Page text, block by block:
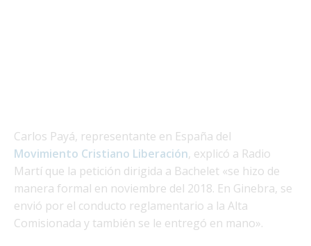
Carlos Payá, representante en España del
Movimiento Cristiano Liberación, explicó a Radio
Martí que la petición dirigida a Bachelet «se hizo de
manera formal en noviembre del 2018. En Ginebra, se
envió por el conducto reglamentario a la Alta
Comisionada y también se le entregó en mano».